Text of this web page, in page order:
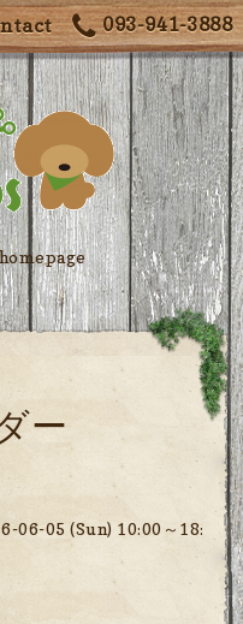
093-941-3888
ー
06-05 (Sun) 10:00～18: